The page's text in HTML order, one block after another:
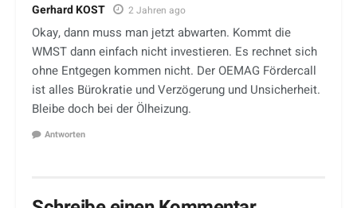
Gerhard KOST 2 Jahren ago
Okay, dann muss man jetzt abwarten. Kommt die
WMST dann einfach nicht investieren. Es rechnet sich
ohne Entgegen kommen nicht. Der OEMAG Fördercall
ist alles Bürokratie und Verzögerung und Unsicherheit.
Bleibe doch bei der Ölheizung.
Antworten